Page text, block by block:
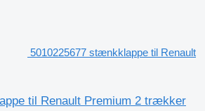
5010225677 stænkklappe til Renault
til Renault Premium 2 trækker